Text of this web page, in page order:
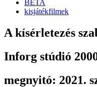
BETA
kisjátékfilmek
A kísérletezés
Inforg stúdió
megnyitó: 2021.